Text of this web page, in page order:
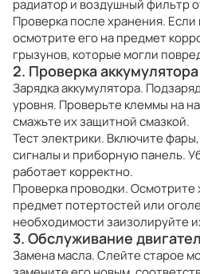
радиатор и воздушный фильтр
Проверка после хранения. Если
осмотрите его на предмет
грызунов, которые могли
2. Проверка
Зарядка аккумулятора.
уровня. Проверьте клеммы на
смажьте их защитной смазкой.
Тест электрики. Включите
сигналы и приборную панель.
работает корректно.
Проверка проводки. Осмотрите
предмет потертостей или
необходимости заизолируйте
3. Обслуживание
Замена масла. Слейте старое